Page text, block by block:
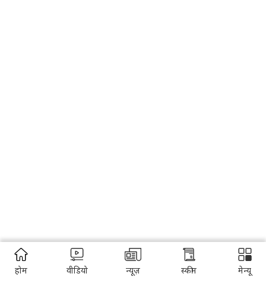
होम वीडियो न्यूज़ स्कीम मेन्यू